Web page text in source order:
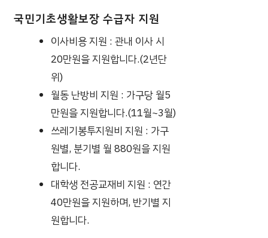
국민기초생활보장 수급자 지원
이사비용 지원 : 관내 이사 시
20만원을 지원합니다.(2년단
위)
월동 난방비 지원 : 가구당 월5
만원을 지원합니다.(11월~3월)
쓰레기봉투지원비 지원 : 가구
원별, 분기별 월 880원을 지원
합니다.
대학생 전공교재비 지원 : 연간
40만원을 지원하며, 반기별 지
원합니다.